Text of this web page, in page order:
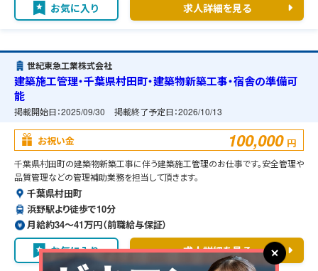
お気に入り 求人詳細を見る
世紀東急工業株式会社
建築施工管理・千葉県村田町・建築物新築工事・宿舎の準備可
能
掲載開始日：2025/09/30 掲載終了予定日：2026/10/13
お祝い金 100,000 円
千葉県村田町の建築物新築工事に伴う建築施工管理のお仕事です。安全管理や
品質管理などの管理補助業務を担当して頂きます。
千葉県村田町
浜野駅より徒歩で10分
月給約34〜41万円（前職給与保証）
お気に入り 求人詳細を見る